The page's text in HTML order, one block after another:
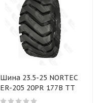
Шина 23.5-25 NORTEC
ER-205 20PR 177В TT